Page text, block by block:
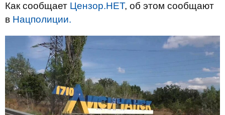
Как сообщает Цензор.НЕТ, об этом сообщают
в Нацполиции.